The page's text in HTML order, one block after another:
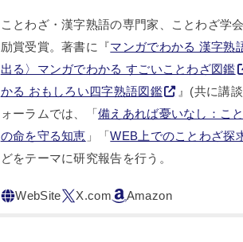
ことわざ・漢字熟語の専門家、ことわざ学
励賞受賞。著書に『マンガでわかる 漢字熟
出る〉マンガでわかる すごいことわざ図鑑
かる おもしろい四字熟語図鑑
』(共に講
ォーラムでは、「備えあれば憂いなし：こ
の命を守る知恵 」「WEB上でのことわざ探
どをテーマに研究報告を行う。